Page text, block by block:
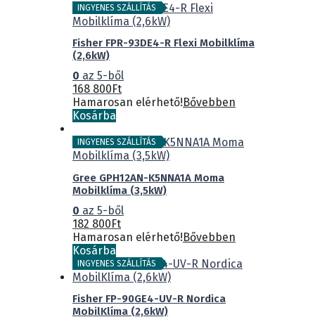
INGYENES SZÁLLÍTÁS
Fisher FPR-93DE4-R Flexi Mobilklíma
(2,6kW)
0 az 5-ből
168 800 Ft
Hamarosan elérhető! Bővebben
Kosárba
INGYENES SZÁLLÍTÁS
Gree GPH12AN-K5NNA1A Moma
Mobilklíma (3,5kW)
0 az 5-ből
182 800Ft
Hamarosan elérhető!Bővebben
Kosárba
INGYENES SZÁLLÍTÁS
Fisher FP-90GE4-UV-R Nordica
MobilKlíma (2,6kW)